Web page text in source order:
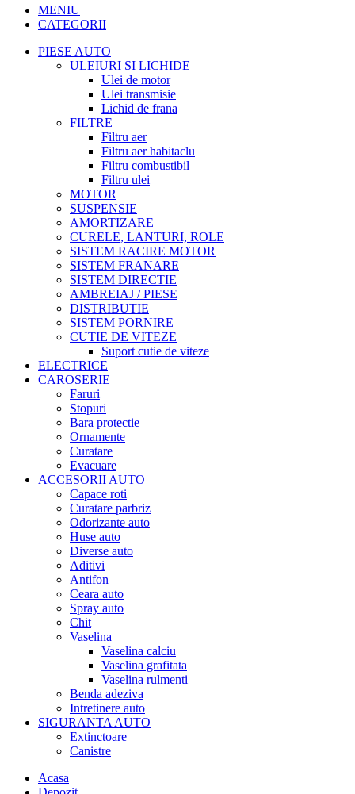
MENIU
CATEGORII
PIESE AUTO
ULEIURI SI LICHIDE
Ulei de motor
Ulei transmisie
Lichid de frana
FILTRE
Filtru aer
Filtru aer habitaclu
Filtru combustibil
Filtru ulei
MOTOR
SUSPENSIE
AMORTIZARE
CURELE, LANTURI, ROLE
SISTEM RACIRE MOTOR
SISTEM FRANARE
SISTEM DIRECTIE
AMBREIAJ / PIESE
DISTRIBUTIE
SISTEM PORNIRE
CUTIE DE VITEZE
Suport cutie de viteze
ELECTRICE
CAROSERIE
Faruri
Stopuri
Bara protectie
Ornamente
Curatare
Evacuare
ACCESORII AUTO
Capace roti
Curatare parbriz
Odorizante auto
Huse auto
Diverse auto
Aditivi
Antifon
Ceara auto
Spray auto
Chit
Vaselina
Vaselina calciu
Vaselina grafitata
Vaselina rulmenti
Benda adeziva
Intretinere auto
SIGURANTA AUTO
Extinctoare
Canistre
Acasa